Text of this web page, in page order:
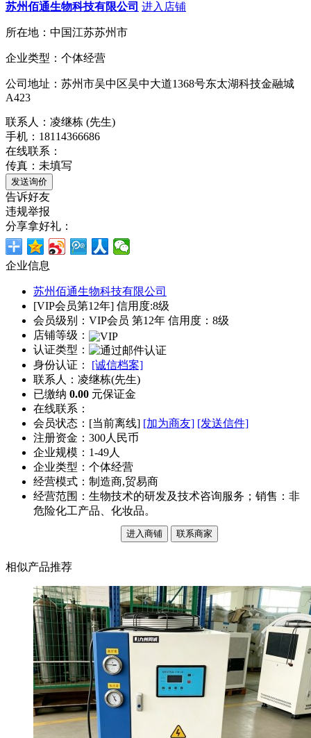
苏州佰通生物科技有限公司 进入店铺
所在地：中国江苏苏州市
企业类型：个体经营
公司地址：苏州市吴中区吴中大道1368号东太湖科技金融城
A423
联系人：凌继栋 (先生)
手机：18114366686
在线联系：
传真：未填写
告诉好友
违规举报
分享拿好礼：
企业信息
苏州佰通生物科技有限公司
[VIP会员第12年] 信用度:8级
会员级别：VIP会员 第12年 信用度：8级
店铺等级：
认证类型：
身份认证： [诚信档案]
联系人：凌继栋(先生)
已缴纳 0.00 元保证金
在线联系：
会员状态：[当前离线] [加为商友] [发送信件]
注册资金：300人民币
企业规模：1-49人
企业类型：个体经营
经营模式：制造商,贸易商
经营范围：生物技术的研发及技术咨询服务；销售：非
危险化工产品、化妆品。
进入商铺 联系商家
相似产品推荐